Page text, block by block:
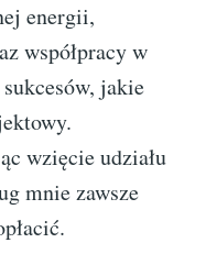
energii,
współpracy w
jakie
wzięcie udziału
mnie zawsze